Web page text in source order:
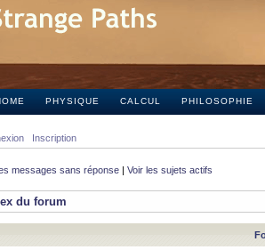
PHYSIQUE CALCUL PHILOSOPHIE
Inscription
messages sans réponse | Voir les sujets actifs
du forum